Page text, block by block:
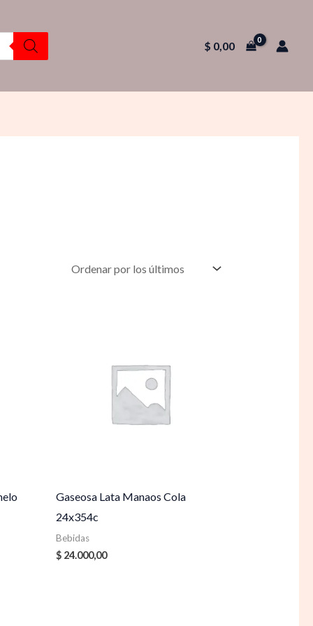
$ 0,00
Gaseosa Lata Manaos Cola
24x354c
Bebidas
$24.000,00